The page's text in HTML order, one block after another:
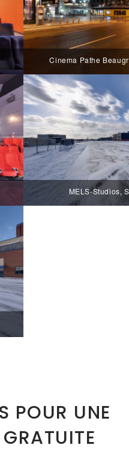
Cinema Pathe
MELS-Studios,
POUR UNE